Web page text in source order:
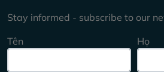
Stay informed - subscribe to our
Tên
Họ